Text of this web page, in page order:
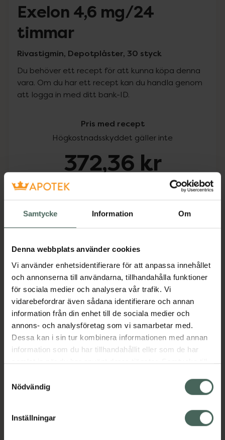
Samtycke Information Om
Denna webbplats använder cookies
Vi använder enhetsidentifierare för att anpassa innehållet
och annonserna till användarna, tillhandahålla funktioner
för sociala medier och analysera vår trafik. Vi
vidarebefordrar även sådana identifierare och annan
information från din enhet till de sociala medier och
annons- och analysföretag som vi samarbetar med.
Dessa kan i sin tur kombinera informationen med annan
information som du har tillhandahållit eller som de har
samlat in när du har använt deras tjänster. Samtycke till
återkalla ditt samtycke via webbplatsens
cookieinställningar. Ett återkallat samtycke påverkar inte
lagligheten av behandling som skett innan återkallelsen.
Nödvändig
Inställningar
Exelon 4,6 mg/24
timmar
Rivastigmin, Depotplåster, 30 styck
Du behöver ett recept för att kunna köpa denna
vara. Om du har ett recept kan du handla genom
att logga in med ditt bank-ID.
Pris med recept
Högkostnadsskyddet gäller inte
372,36 kr
Köp via ditt recept
Aktuella erbjudanden
Beskrivning Dölj
Läs alltid bipacksedeln innan
användning.
EAN:07046264284759
Bipacksedel från FASS Visa